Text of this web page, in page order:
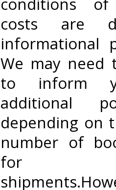
costs are
informational
We may need
to inform
additional
depending on
number of
for